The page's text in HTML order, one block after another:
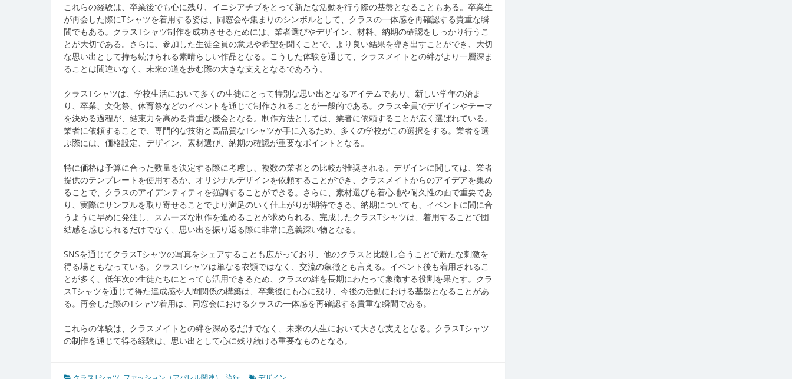
これらの経験は、卒業後でも心に残り、イニシアチブをとって新たな活動を行う際の基盤となることもある。卒業生
が再会した際にTシャツを着用する姿は、同窓会や集まりのシンボルとして、クラスの一体感を再確認する貴重な瞬
間でもある。クラスTシャツ制作を成功させるためには、業者選びやデザイン、材料、納期の確認をしっかり行うこ
とが大切である。さらに、参加した生徒全員の意見や希望を聞くことで、より良い結果を導き出すことができ、大切
な思い出として持ち続けられる素晴らしい作品となる。こうした体験を通じて、クラスメイトとの絆がより一層深ま
ることは間違いなく、未来の道を歩む際の大きな支えとなるであろう。
クラスTシャツは、学校生活において多くの生徒にとって特別な思い出となるアイテムであり、新しい学年の始ま
り、卒業、文化祭、体育祭などのイベントを通じて制作されることが一般的である。クラス全員でデザインやテーマ
を決める過程が、結束力を高める貴重な機会となる。制作方法としては、業者に依頼することが広く選ばれている。
業者に依頼することで、専門的な技術と高品質なTシャツが手に入るため、多くの学校がこの選択をする。業者を選
ぶ際には、価格設定、デザイン、素材選び、納期の確認が重要なポイントとなる。
特に価格は予算に合った数量を決定する際に考慮し、複数の業者との比較が推奨される。デザインに関しては、業者
提供のテンプレートを使用するか、オリジナルデザインを依頼することができ、クラスメイトからのアイデアを集め
ることで、クラスのアイデンティティを強調することができる。さらに、素材選びも着心地や耐久性の面で重要であ
り、実際にサンプルを取り寄せることでより満足のいく仕上がりが期待できる。納期についても、イベントに間に合
うように早めに発注し、スムーズな制作を進めることが求められる。完成したクラスTシャツは、着用することで団
結感を感じられるだけでなく、思い出を振り返る際に非常に意義深い物となる。
SNSを通じてクラスTシャツの写真をシェアすることも広がっており、他のクラスと比較し合うことで新たな刺激を
得る場ともなっている。クラスTシャツは単なる衣類ではなく、交流の象徴とも言える。イベント後も着用されるこ
とが多く、低年次の生徒たちにとっても活用できるため、クラスの絆を長期にわたって象徴する役割を果たす。クラ
スTシャツを通じて得た達成感や人間関係の構築は、卒業後にも心に残り、今後の活動における基盤となることがあ
る。再会した際のTシャツ着用は、同窓会におけるクラスの一体感を再確認する貴重な瞬間である。
これらの体験は、クラスメイトとの絆を深めるだけでなく、未来の人生において大きな支えとなる。クラスTシャツ
の制作を通じて得る経験は、思い出として心に残り続ける重要なものとなる。